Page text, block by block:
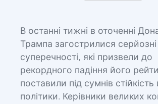
В останні тижні в оточенні
Трампа загострилися серйозні
суперечності, які призвели до
рекордного падіння його
поставили під сумнів стійкість
політики. Керівники великих